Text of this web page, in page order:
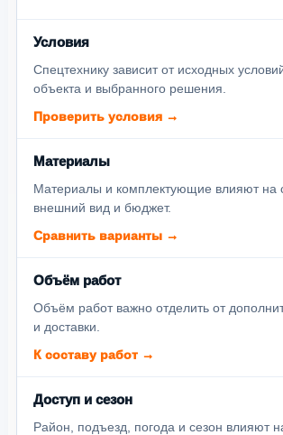
Условия
Спецтехнику зависит от исходных
объекта и выбранного решения.
Проверить условия →
Материалы
Материалы и комплектующие влияют на
внешний вид и бюджет.
Сравнить варианты →
Объём работ
Объём работ важно отделить от
и доставки.
К составу работ →
Доступ и сезон
Район, подъезд, погода и сезон влияют